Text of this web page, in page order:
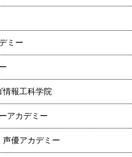
ミー
情報工科学院
アカデミー
声優アカデミー